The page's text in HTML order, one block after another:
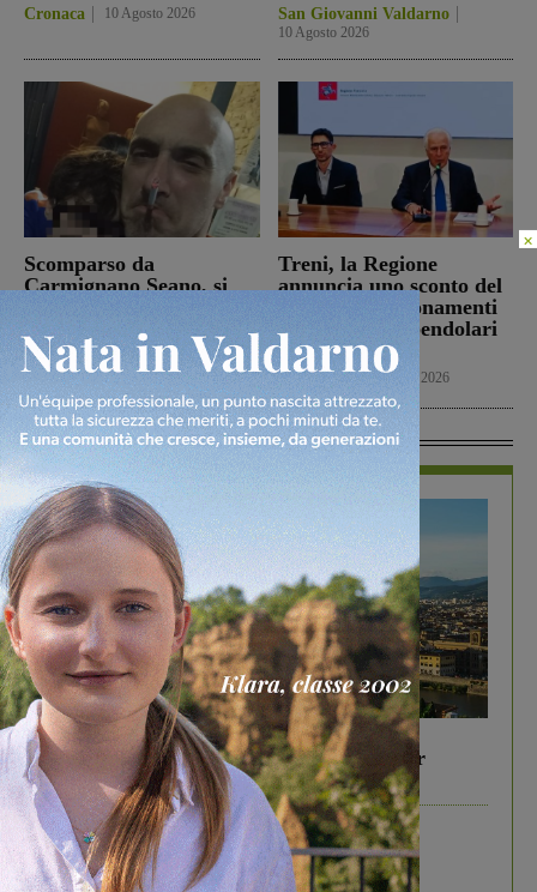
Cronaca 10 Agosto 2026 San Giovanni Valdarno
10 Agosto 2026
Scomparso da
Carmignano Seano, si
per molti anni ha vissuto
a San Giovanni
Cronaca 10 Agosto 2026
Treni, la Regione
annuncia uno sconto del
50% sugli abbonamenti
di ottobre dei pendolari
toscani
Cronaca 10 Agosto 2026
In Vetrina
In vetrina 6 Agosto 2026
Gita di famiglia a Firenze: 5 idee per far
divertire i tuoi figli
×